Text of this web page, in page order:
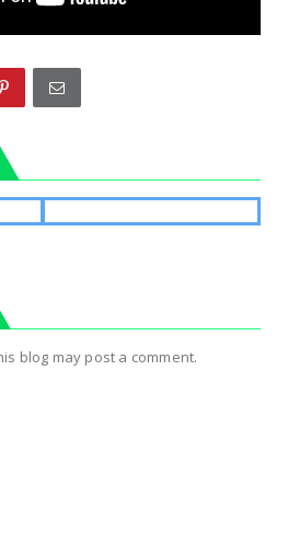
blog may post a comment.